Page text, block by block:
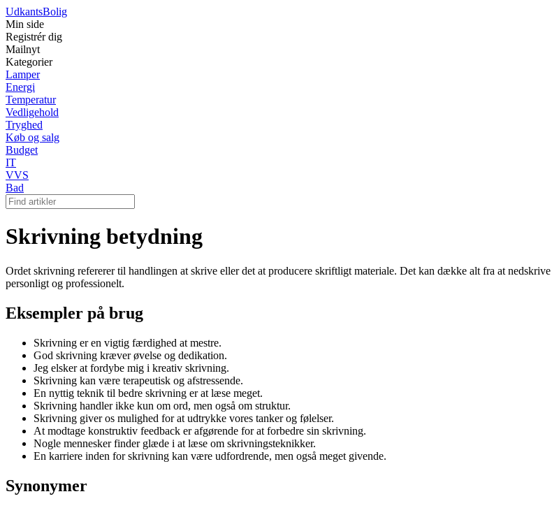
UdkantsBolig
Min side
Registrér dig
Mailnyt
Kategorier
Lamper
Energi
Temperatur
Vedligehold
Tryghed
Køb og salg
Budget
IT
VVS
Bad
Skrivning betydning
Ordet skrivning refererer til handlingen at skrive eller det at producere skriftligt materiale. Det kan dække alt fra at
personligt og professionelt.
Eksempler på brug
Skrivning er en vigtig færdighed at mestre.
God skrivning kræver øvelse og dedikation.
Jeg elsker at fordybe mig i kreativ skrivning.
Skrivning kan være terapeutisk og afstressende.
En nyttig teknik til bedre skrivning er at læse meget.
Skrivning handler ikke kun om ord, men også om struktur.
Skrivning giver os mulighed for at udtrykke vores tanker og følelser.
At modtage konstruktiv feedback er afgørende for at forbedre sin skrivning.
Nogle mennesker finder glæde i at læse om skrivningsteknikker.
En karriere inden for skrivning kan være udfordrende, men også meget givende.
Synonymer